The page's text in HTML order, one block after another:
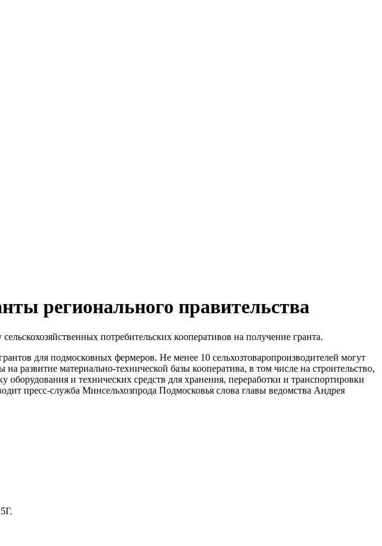
регионального правительства
потребительских кооперативов на получение гранта.
для подмосковных фермеров. Не менее 10 сельхозтоваропроизводителей могут
развитие материально-технической базы кооператива, в том числе на строительство,
и технических средств для хранения, переработки и транспортировки
пресс-служба Минсельхозпрода Подмосковья слова главы ведомства Андрея